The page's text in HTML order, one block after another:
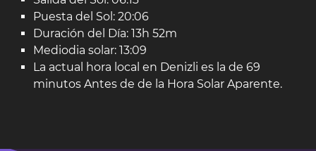
Puesta del Sol: 20:06
Duración del Día: 13h 52m
Mediodia solar: 13:09
La actual hora local en Denizli es la de 69
minutos Antes de de la Hora Solar Aparente.